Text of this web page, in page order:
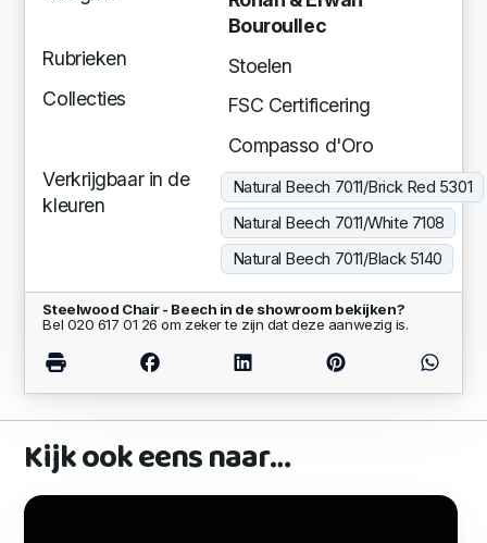
Bouroullec
Rubrieken
Stoelen
Collecties
FSC Certificering
Compasso d'Oro
Verkrijgbaar in de
kleuren
Natural Beech 7011/Brick Red 5301
Natural Beech 7011/White 7108
Natural Beech 7011/Black 5140
Steelwood Chair - Beech in de showroom bekijken?
Bel 020 617 01 26 om zeker te zijn dat deze aanwezig is.
Kijk ook eens naar…